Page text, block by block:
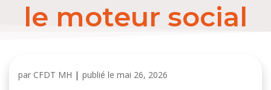
le moteur social
par CFDT MH | publié le mai 26, 2026